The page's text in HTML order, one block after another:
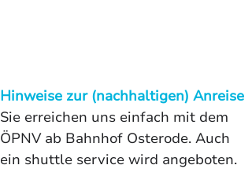
Hinweise zur (nachhaltigen) Anreise
Sie erreichen uns einfach mit dem
ÖPNV ab Bahnhof Osterode. Auch
ein shuttle service wird angeboten.